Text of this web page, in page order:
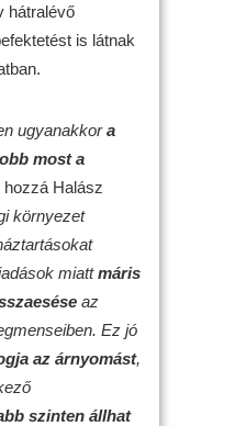
hátralévő
is látnak
ugyanakkora
most a
hozzá Halász
környezet
miattmáris
az
Ez jó
az árnyomást,
szinten állhat